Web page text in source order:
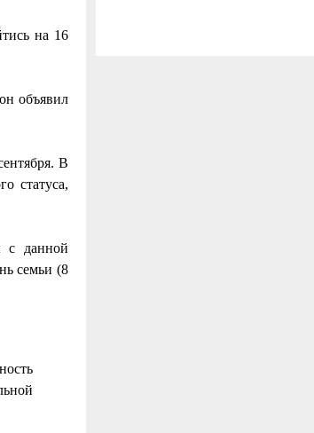
на 16
объявил
В
статуса,
с данной
семьи (8